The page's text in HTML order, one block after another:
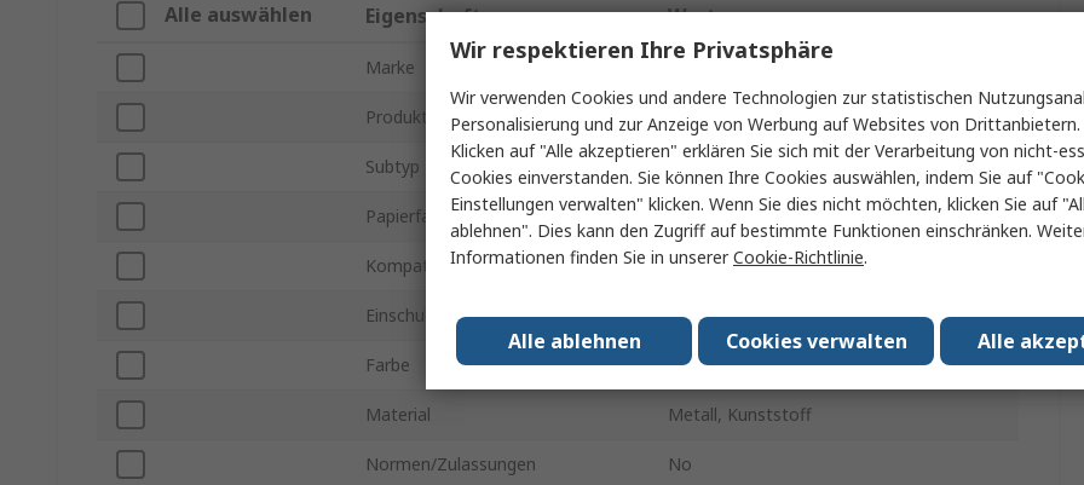
Alle auswählen Eigenschaft Wert
Marke
Produkt Typ Tacker
Subtyp Vollstreifen, Zange
Papierfach Größe 40
Kompatible Heftklammergröße 24/8 mm, Leitz Power Performance P4
Einschubtiefe 54mm
Farbe Silber
Material Metall, Kunststoff
Normen/Zulassungen No
Wir respektieren Ihre Privatsphäre
Wir verwenden Cookies und andere Technologien zur statistischen
Personalisierung und zur Anzeige von Werbung auf Websites von
Klicken auf "Alle akzeptieren" erklären Sie sich mit der Verarbeitung von nicht-
Cookies einverstanden. Sie können Ihre Cookies auswählen, indem Sie auf
Einstellungen verwalten" klicken. Wenn Sie dies nicht möchten, klicken Sie auf
ablehnen". Dies kann den Zugriff auf bestimmte Funktionen einschränken.
Informationen finden Sie in unsererCookie-Richtlinie.
Alle
Cookies verwalten
Alle ablehnen